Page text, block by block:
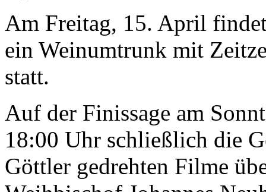
Am Freitag, 15. April
ein Weinumtrunk mit
statt.
Auf der Finissage am
18:00 Uhr schließlich die
Göttler gedrehten Filme